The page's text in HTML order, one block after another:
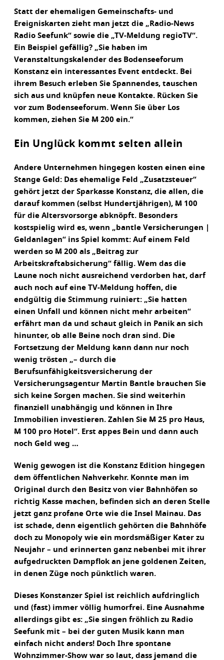
Statt der ehemaligen Gemeinschafts- und
Ereigniskarten zieht man jetzt die „Radio-News
Radio Seefunk“ sowie die „TV-Meldung regioTV“.
Ein Beispiel gefällig? „Sie haben im
Veranstaltungskalender des Bodenseeforum
Konstanz ein interessantes Event entdeckt. Bei
ihrem Besuch erleben Sie Spannendes, tauschen
sich aus und knüpfen neue Kontakte. Rücken Sie
vor zum Bodenseeforum. Wenn Sie über Los
kommen, ziehen Sie M 200 ein.“
Ein Unglück kommt selten allein
Andere Unternehmen hingegen kosten einen eine
Stange Geld: Das ehemalige Feld „Zusatzsteuer“
gehört jetzt der Sparkasse Konstanz, die allen, die
darauf kommen (selbst Hundertjährigen), M 100
für die Altersvorsorge abknöpft. Besonders
kostspielig wird es, wenn „bantle Versicherungen |
Geldanlagen“ ins Spiel kommt: Auf einem Feld
werden so M 200 als „Beitrag zur
Arbeitskraftabsicherung“ fällig. Wem das die
Laune noch nicht ausreichend verdorben hat, darf
auch noch auf eine TV-Meldung hoffen, die
endgültig die Stimmung ruiniert: „Sie hatten
einen Unfall und können nicht mehr arbeiten“
erfährt man da und schaut gleich in Panik an sich
hinunter, ob alle Beine noch dran sind. Die
Fortsetzung der Meldung kann dann nur noch
wenig trösten „– durch die
Berufsunfähigkeitsversicherung der
Versicherungsagentur Martin Bantle brauchen Sie
sich keine Sorgen machen. Sie sind weiterhin
finanziell unabhängig und können in Ihre
Immobilien investieren. Zahlen Sie M 25 pro Haus,
M 100 pro Hotel“. Erst appes Bein und dann auch
noch Geld weg …
Wenig gewogen ist die Konstanz Edition hingegen
dem öffentlichen Nahverkehr. Konnte man im
Original durch den Besitz von vier Bahnhöfen so
richtig Kasse machen, befinden sich an deren Stelle
jetzt ganz profane Orte wie die Insel Mainau. Das
ist schade, denn eigentlich gehörten die Bahnhöfe
doch zu Monopoly wie ein mordsmäßiger Kater zu
Neujahr – und erinnerten ganz nebenbei mit ihrer
aufgedruckten Dampflok an jene goldenen Zeiten,
in denen Züge noch pünktlich waren.
Dieses Konstanzer Spiel ist reichlich aufdringlich
und (fast) immer völlig humorfrei. Eine Ausnahme
allerdings gibt es: „Sie singen fröhlich zu Radio
Seefunk mit – bei der guten Musik kann man
einfach nicht anders! Doch Ihre spontane
Wohnzimmer-Show war so laut, dass jemand die